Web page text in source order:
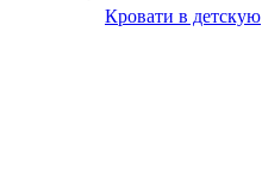
Кровати в детскую